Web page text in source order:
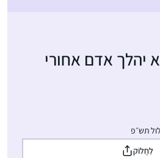
יהלך אדם אחורי
לַחֲלוֹק